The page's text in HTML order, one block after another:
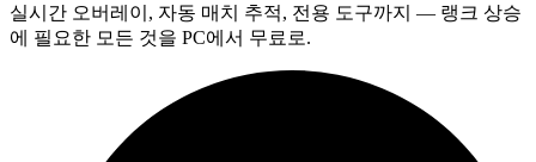
실시간 오버레이, 자동 매치 추적, 전용 도구까지 — 랭크 상승
에 필요한 모든 것을 PC에서 무료로.